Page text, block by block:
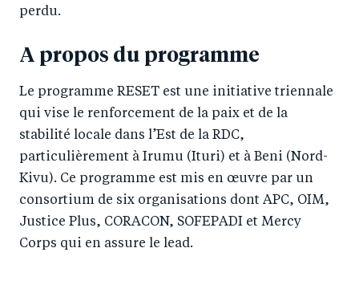
perdu.
A propos du programme
Le programme RESET est une initiative triennale
qui vise le renforcement de la paix et de la
stabilité locale dans l’Est de la RDC,
particulièrement à Irumu (Ituri) et à Beni (Nord-
Kivu). Ce programme est mis en œuvre par un
consortium de six organisations dont APC, OIM,
Justice Plus, CORACON, SOFEPADI et Mercy
Corps qui en assure le lead.